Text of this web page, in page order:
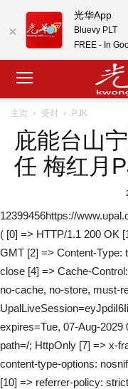
主页 受封 PJK
庇能台山
任 梅红月
12399456https://
( [0] => HTTP/1.1 200 OK
GMT [2] => Content-Type:
close [4] => Cache-
no-cache, no-store, must-
expires=Tue, 07-Aug-2029
path=/; HttpOnly [7] => x-
content-type-options:
[10] => referrer-policy:
光华App
Bluevy PLT
FREE - In